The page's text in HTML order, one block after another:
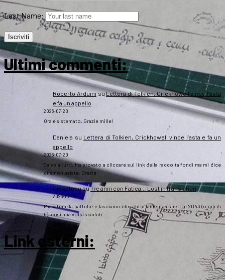
Last Name:
Ultimi commenti:
Roberto ArduinisuLettera di Tolkien, Crickhowell vince l’asta
e fa un appello
2026-07-20
Ora è sistemato. Grazie mille!
Daniela su Lettera di Tolkien, Crickhowell vince l’asta e fa un
appello
2026-07-20
Salve a tutti, ho provato a cliccare sul link della raccolta fondi ma mi dice
che non esiste. Grazie
GipsotecosuTre anni con Fatica… Lost in translation
2026-07-10
Passatemi la battuta: e lasciamo che chi si lamenta aspetti il 2043 (o giù di
lì), così una volta scaduti…
Link esterni: